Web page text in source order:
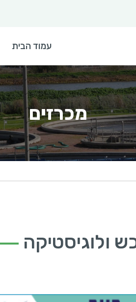
עמוד הבית
מכרזים
ולוגיסטיקה